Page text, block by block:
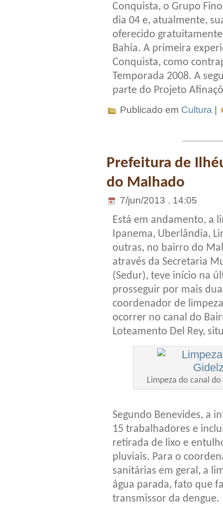
Conquista, o Grupo
dia 04 e, atualmente,
oferecido
Bahia. A primeira
Conquista, como
Temporada 2008. A
parte do Projeto
Publicado em Cultura |
Prefeitura de
do Malhado
7/jun/2013 . 14:05
Está em andamento, a
Ipanema, Uberlândia,
outras, no bairro do
através da Secretaria
(Sedur), teve início na
prosseguir por mais
coordenador de
ocorrer no canal do
Loteamento Del Rey,
Limpeza do canal
Segundo Benevides, a
15 trabalhadores e
retirada de lixo e
pluviais. Para o
sanitárias em geral, a
água parada, fato que
transmissor da dengue.